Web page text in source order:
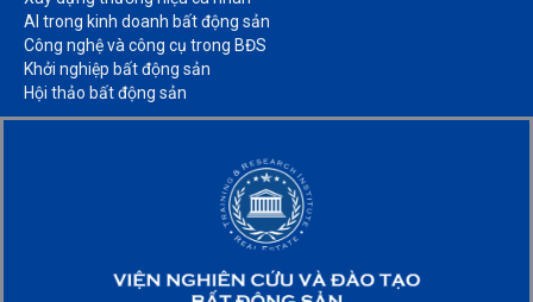
AI trong kinh doanh bất động sản​
Công nghệ và công cụ trong BĐS​
Khởi nghiệp bất động sản​
Hội thảo bất động sản​